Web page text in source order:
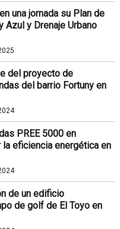
una jornada su Plan de
Azul y Drenaje Urbano
del proyecto de
del barrio Fortuny en
PREE 5000 en
la eficiencia energética en
de un edificio
de golf de El Toyo en